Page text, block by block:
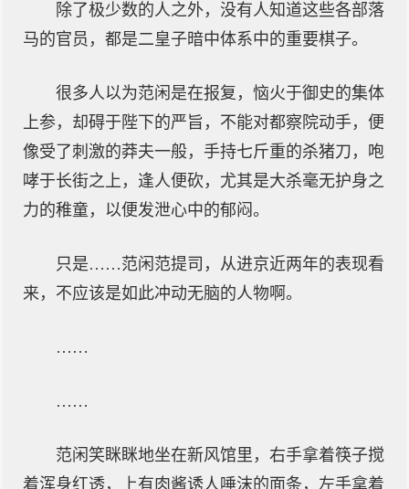
除了极少数的人之外，没有人知道这些各部落
马的官员，都是二皇子暗中体系中的重要棋子。
很多人以为范闲是在报复，恼火于御史的集体
上参，却碍于陛下的严旨，不能对都察院动手，便
像受了刺激的莽夫一般，手持七斤重的杀猪刀，咆
哮于长街之上，逢人便砍，尤其是大杀毫无护身之
力的稚童，以便发泄心中的郁闷。
只是……范闲范提司，从进京近两年的表现看
来，不应该是如此冲动无脑的人物啊。
……
……
范闲笑眯眯地坐在新风馆里，右手拿着筷子搅
着浑身红透，上有肉酱诱人唾沫的面条，左手拿着